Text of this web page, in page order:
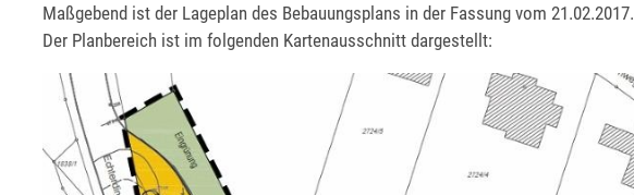
Maßgebend ist der Lageplan des Bebauungsplans in der Fassung vom 21.02.2017.
Der Planbereich ist im folgenden Kartenausschnitt dargestellt: